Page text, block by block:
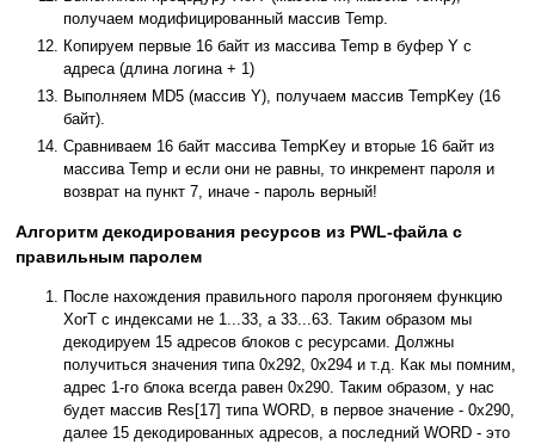
получаем модифицированный массив Temp.
Копируем первые 16 байт из массива Temp в буфер Y с
адреса (длина логина + 1)
Выполняем MD5 (массив Y), получаем массив TempKey (16
байт).
Сравниваем 16 байт массива TempKey и вторые 16 байт из
массива Temp и если они не равны, то инкремент пароля и
возврат на пункт 7, иначе - пароль верный!
Алгоритм декодирования ресурсов из PWL-файла с
правильным паролем
После нахождения правильного пароля прогоняем функцию
XorT с индексами не 1...33, а 33...63. Таким образом мы
декодируем 15 адресов блоков с ресурсами. Должны
получиться значения типа 0x292, 0x294 и т.д. Как мы помним,
адрес 1-го блока всегда равен 0x290. Таким образом, у нас
будет массив Res[17] типа WORD, в первое значение - 0x290,
далее 15 декодированных адресов, а последний WORD - это